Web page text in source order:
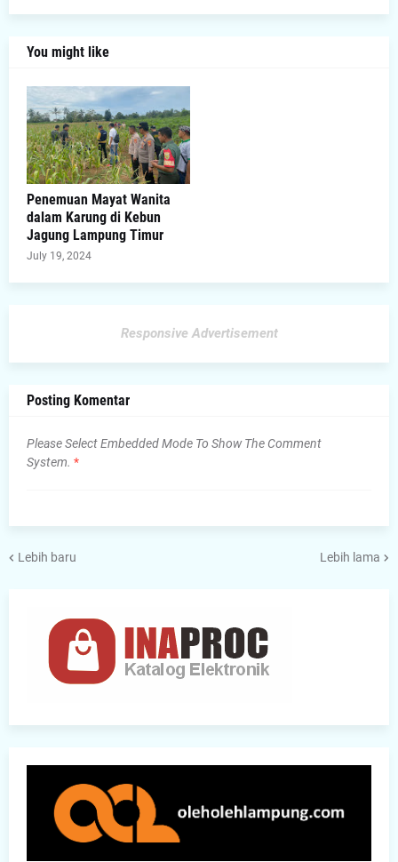
You might like
Penemuan Mayat Wanita
dalam Karung di Kebun
Jagung Lampung Timur
July 19, 2024
Responsive Advertisement
Posting Komentar
Please Select Embedded Mode To Show The Comment
System. *
Lebih baru Lebih lama